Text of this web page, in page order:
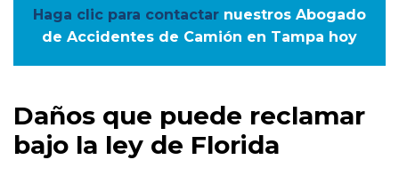
Haga clic para contactar nuestros Abogado
de Accidentes de Camión en Tampa hoy
Daños que puede reclamar
bajo la ley de Florida